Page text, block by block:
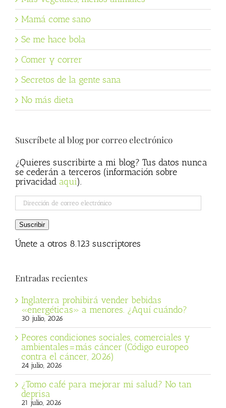
Mamá come sano
Se me hace bola
Comer y correr
Secretos de la gente sana
No más dieta
Suscríbete al blog por correo electrónico
¿Quieres suscribirte a mi blog? Tus datos nunca
se cederán a terceros (información sobre
privacidad aqui).
Dirección
de
correo
electrónico
Suscribir
Únete a otros 8.123 suscriptores
Entradas recientes
Inglaterra prohibirá vender bebidas
«energéticas» a menores. ¿Aquí cuándo?
30 julio, 2026
Peores condiciones sociales, comerciales y
ambientales=más cáncer (Código europeo
contra el cáncer, 2026)
24 julio, 2026
¿Tomo café para mejorar mi salud? No tan
deprisa
21 julio, 2026